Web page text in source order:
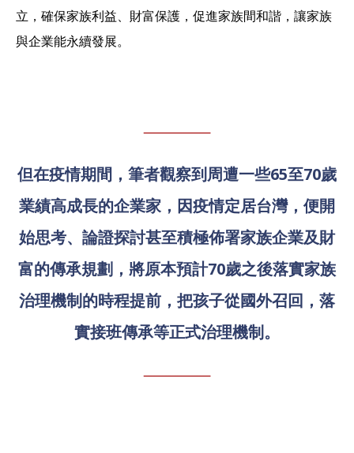
立，確保家族利益、財富保護，促進家族間和諧，讓家族
與企業能永續發展。
但在疫情期間，筆者觀察到周遭一些65至70歲
業績高成長的企業家，因疫情定居台灣，便開
始思考、論證探討甚至積極佈署家族企業及財
富的傳承規劃，將原本預計70歲之後落實家族
治理機制的時程提前，把孩子從國外召回，落
實接班傳承等正式治理機制。